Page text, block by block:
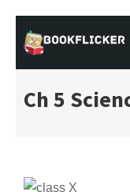
to
content
Gateway To Future
Ch 5